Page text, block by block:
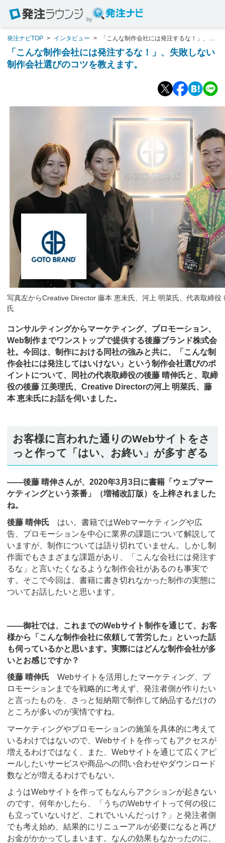
by
発注ナビTOP > インタビュー >
「こんな制作会社には発注するな！」、失
敗しない制作会社選びのコツを教えます。
「こんな制作会社には発注するな！」、失敗しない
制作会社選びのコツを教えます。
写真左からCreative Director 藤本 恵未氏、河上 明菜氏、代表取締
氏
コンサルティングからマーケティング、プロモーション、
Web制作までワンストップで提供する後藤ブランド株式会
社。今回は、制作における同社の強みと共に、「こんな制
作会社には発注してはいけない」という制作会社選びのポ
イントについて、同社の代表取締役の後藤 晴伸氏と、取締
役の後藤 江美理氏、Creative Directorの河上 明菜氏、藤
本 恵未氏にお話を伺いました。
お客様に言われた通りのWebサイトをさ
っと作って「はい、お終い」が多すぎる
――後藤 晴伸さんが、2020年3月3日に書籍「ウェブマー
ケティングという茶番」（増補改訂版）を上梓されました
ね。
後藤 晴伸氏 はい。書籍ではWebマーケティングや広
告、プロモーションを中心に業界の課題について解説して
いますが、制作については語り切れていません。しかし制
作面でもさまざまな課題があり、「こんな会社には発注す
るな」と言いたくなるような制作会社があるのも事実で
す。そこで今回は、書籍に書き切れなかった制作の実態に
ついてお話したいと思います。
――御社では、これまでのWebサイト制作を通じて、お客
様から「こんな制作会社に依頼して苦労した」といった話
も伺っているかと思います。実際にはどんな制作会社が多
いとお感じですか？
後藤 晴伸氏 Webサイトを活用したマーケティング、プ
ロモーションまでを戦略的に考えず、発注者側が作りたい
と言ったものを、さっと短納期で制作して納品するだけの
ところが多いのが実情ですね。
マーケティングやプロモーションの施策を具体的に考えて
いるわけではないので、Webサイトを作ってもアクセスが
増えるわけではなく、また、Webサイトを通じて広くアピ
ールしたいサービスや商品への問い合わせやダウンロード
数などが増えるわけでもない。
ようはWebサイトを作ってもなんらアクションが起きない
のです。何年かしたら、「うちのWebサイトって何の役に
も立っていないけど、これでいいんだっけ？」と発注者側
でも考え始め、結果的にリニューアルが必要になると再び
お金がかかってしまいます。なんの効果もなかったのに、